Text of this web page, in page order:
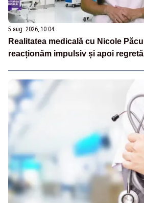
5 aug. 2026, 10:04
Realitatea medicală cu Nicole
reacționăm impulsiv și apoi